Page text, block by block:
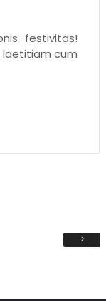
festivitas!
laetitiam cum
›